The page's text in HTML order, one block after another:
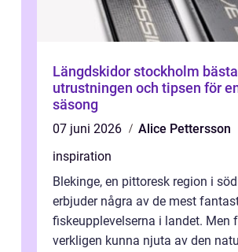
Längdskidor stockholm bästa spåren,
utrustningen och tipsen för
säsong
07 juni 2026
Alice Pettersson
inspiration
Blekinge, en pittoresk region i
erbjuder några av de mest
fiskeupplevelserna i landet. Men
verkligen kunna njuta av den